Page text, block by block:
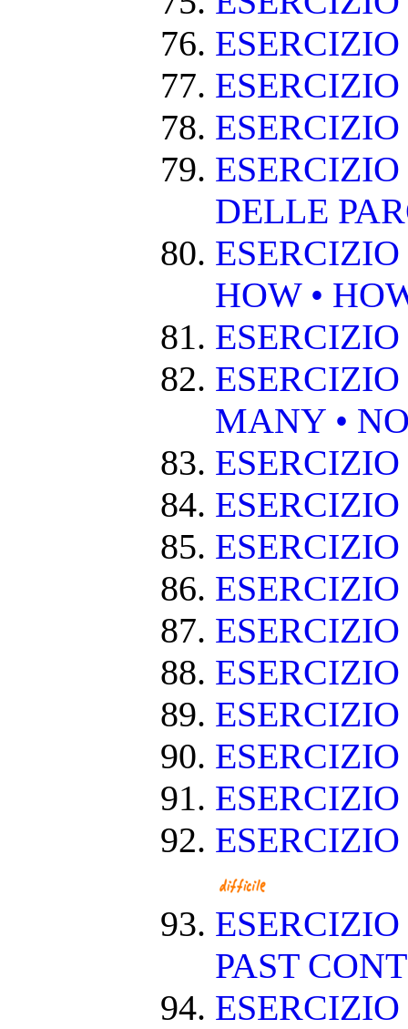
DELLE
HOW •
MANY •
PAST